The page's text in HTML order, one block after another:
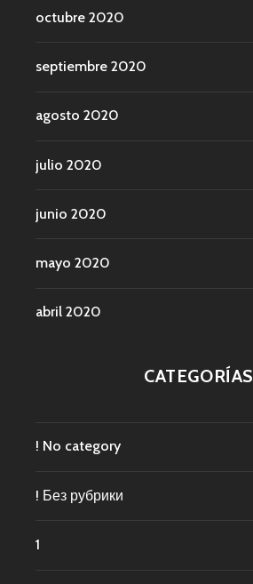
octubre 2020
septiembre 2020
agosto 2020
julio 2020
junio 2020
mayo 2020
abril 2020
CATEGORÍAS
! No category
! Без рубрики
1